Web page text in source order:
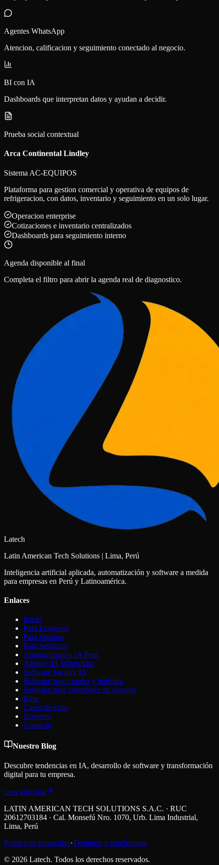
Agentes WhatsApp
Atencion, calificacion y seguimiento conectado al negocio.
BI con IA
Dashboards que interpretan datos y ayudan a decidir.
Prueba social contextual
Arca Continental Lindley
Sistema AC-EQUIPOS
Plataforma para gestion comercial y operativa de equipos de
refrigeracion, con datos, inventario y seguimiento en un solo lugar.
Operacion enterprise
Cotizaciones e inventario centralizados
Dashboards para seguimiento interno
Agenda disponible al final
Completa el filtro para abrir la agenda real de diagnostico.
Latech
Latin American Tech Solutions | Lima, Perú
Inteligencia artificial aplicada, automatización y software a medida
para empresas en Perú y Latinoamérica.
Enlaces
Inicio
Para Empresas
Para Startups
Para Servicios
Automatización IA Perú
Agentes IA WhatsApp
Software Factory IA
Software para courier y logística
Software para corredores de seguros
Blog
Casos de éxito
Nosotros
Contacto
Nuestro Blog
Descubre tendencias en IA, desarrollo de software y transformación
digital para tu empresa.
Leer artículos
LATIN AMERICAN TECH SOLUTIONS S.A.C. · RUC
20612703184 · Cal. Monsefú Nro. 1070, Urb. Lima Industrial,
Lima, Perú
Política de privacidad·Términos y condiciones
© 2026 Latech. Todos los derechos reservados.